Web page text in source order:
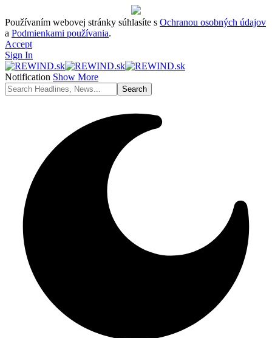
Používaním webovej stránky súhlasíte s Ochranou osobných údajov
a Podmienkami používania.
Accept
Sign In
Notification Show More